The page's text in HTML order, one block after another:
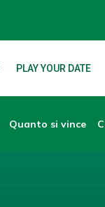
PLAY YOUR DATE
Quanto si vince